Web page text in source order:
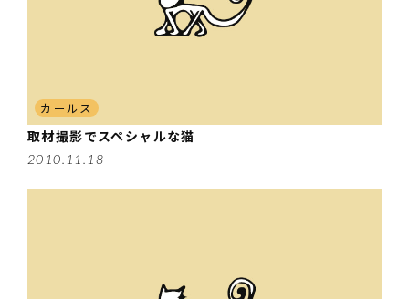
カールス
取材撮影でスペシャルな猫
2010.11.18